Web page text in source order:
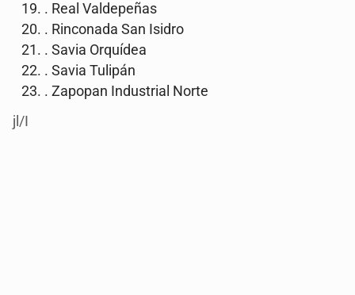
. Real Valdepeñas
. Rinconada San Isidro
. Savia Orquídea
. Savia Tulipán
. Zapopan Industrial Norte
jl/I